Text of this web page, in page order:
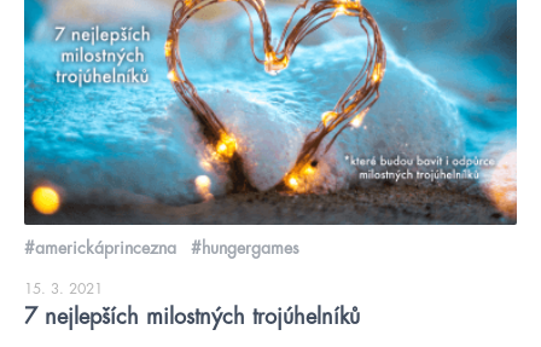
#americkáprincezna #hungergames
15. 3. 2021
7 nejlepších milostných trojúhelníků